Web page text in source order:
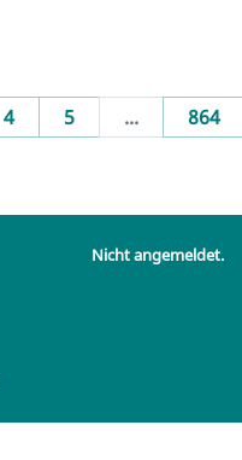
4 5 ... 864
Nicht angemeldet.